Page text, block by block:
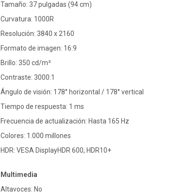
Tamaño: 37 pulgadas (94 cm)
Curvatura: 1000R
Resolución: 3840 x 2160
Formato de imagen: 16:9
Brillo: 350 cd/m²
Contraste: 3000:1
Ángulo de visión: 178° horizontal / 178° vertical
Tiempo de respuesta: 1 ms
Frecuencia de actualización: Hasta 165 Hz
Colores: 1.000 millones
HDR: VESA DisplayHDR 600, HDR10+
Multimedia
Altavoces: No